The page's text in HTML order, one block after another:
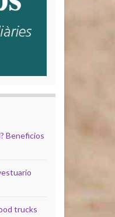
Beneficios
trucks